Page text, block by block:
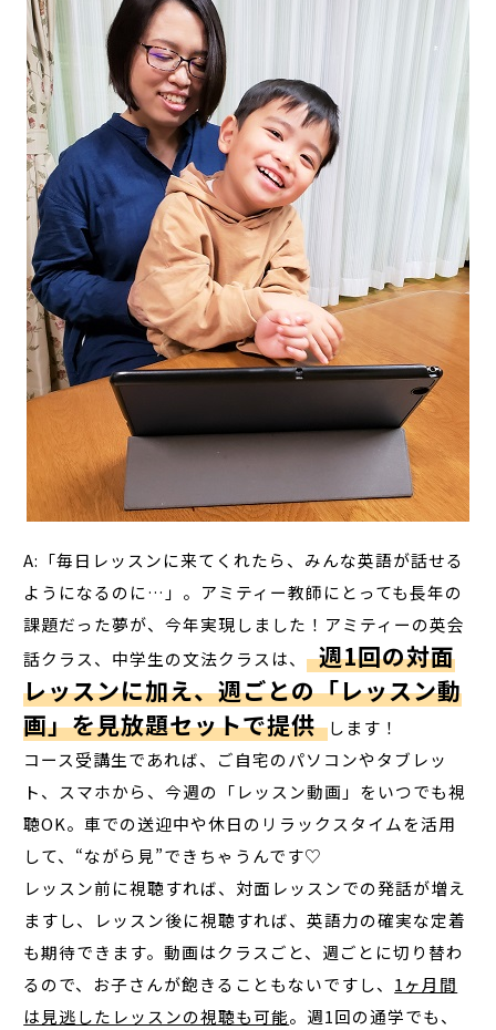
A:「毎日レッスンに来てくれたら、みんな英語が話せる
ようになるのに…」。アミティー教師にとっても長年の
課題だった夢が、今年実現しました！アミティーの英会
話クラス、中学生の文法クラスは、 週1回の対面
レッスンに加え、週ごとの「レッスン動
画」を見放題セットで提供 します！
コース受講生であれば、ご自宅のパソコンやタブレッ
ト、スマホから、今週の「レッスン動画」をいつでも視
聴OK。車での送迎中や休日のリラックスタイムを活用
して、“ながら見”できちゃうんです♡
レッスン前に視聴すれば、対面レッスンでの発話が増え
ますし、レッスン後に視聴すれば、英語力の確実な定着
も期待できます。動画はクラスごと、週ごとに切り替わ
るので、お子さんが飽きることもないですし、 1ヶ月間
は見逃したレッスンの視聴も可能。週1回の通学でも、